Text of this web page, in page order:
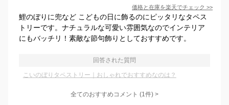
価格と在庫を楽天でチェック >>
鯉のぼりに兜など こどもの日に飾るのにピッタリなタペス
トリーです。ナチュラルな可愛い雰囲気なのでインテリア
にもバッチリ！素敵な節句飾りとしておすすめです。
回答された質問
こいのぼりタペストリー｜おしゃれでおすすめなのは？
全てのおすすめコメント (1件) >